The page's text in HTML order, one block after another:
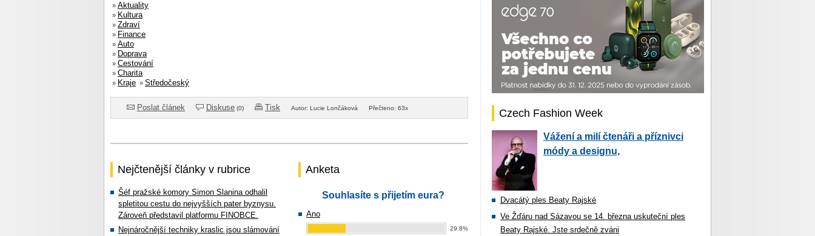
» Aktuality
» Kultura
» Zdraví
» Finance
» Auto
» Doprava
» Cestování
» Charita
» Kraje » Středočeský
Poslat článek Diskuse (0) Tisk Autor: Lucie Lončáková Přečteno: 63x
Nejčtenější články v rubrice
Šéf pražské komory Simon Slanina odhalil
spletitou cestu do nejvyšších pater byznysu.
Zároveň představil platformu FINOBCE.
Nejnáročnější techniky kraslic jsou slámování
Anketa
Souhlasíte s přijetím eura?
Ano
29.8%
Czech Fashion Week
Vážení a milí čtenáři a příznivci
módy a designu,
Dvacátý ples Beaty Rajské
Ve Žďáru nad Sázavou se 14. března uskuteční ples
Beaty Rajské. Jste srdečně zváni